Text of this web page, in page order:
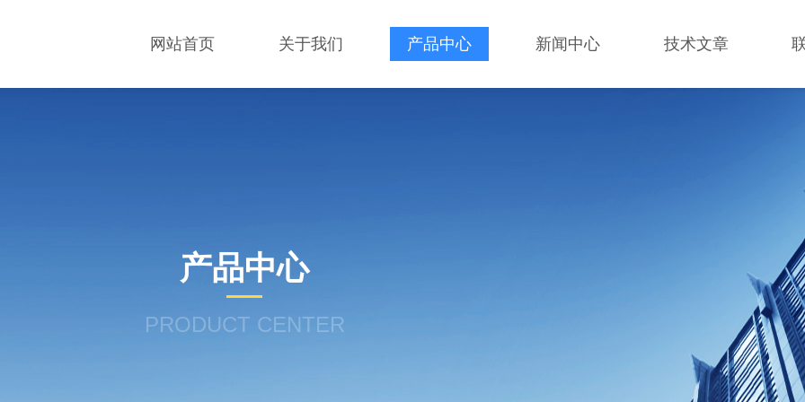
网站首页 关于我们 产品中心 新闻中心 技术文章
产品中心
PRODUCT CENTER